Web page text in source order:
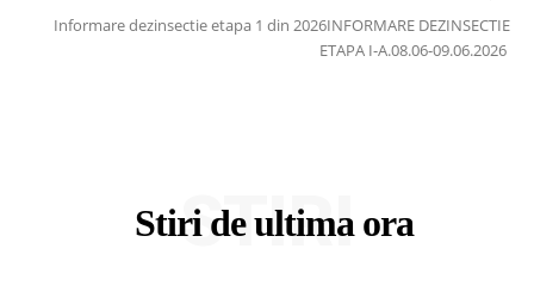
Informare dezinsectie etapa 1 din 2026INFORMARE DEZINSECTIE
ETAPA I-A.08.06-09.06.2026
Stiri de ultima ora
STIRI